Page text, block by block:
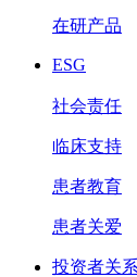
在研产品
ESG
社会责任
临床支持
患者教育
患者关爱
投资者关系